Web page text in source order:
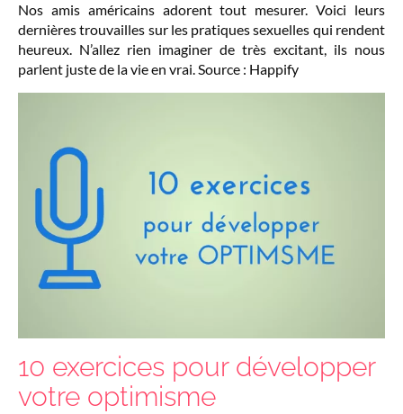
Nos amis américains adorent tout mesurer. Voici leurs
dernières trouvailles sur les pratiques sexuelles qui rendent
heureux. N’allez rien imaginer de très excitant, ils nous
parlent juste de la vie en vrai. Source : Happify
10 exercices pour développer
votre optimisme